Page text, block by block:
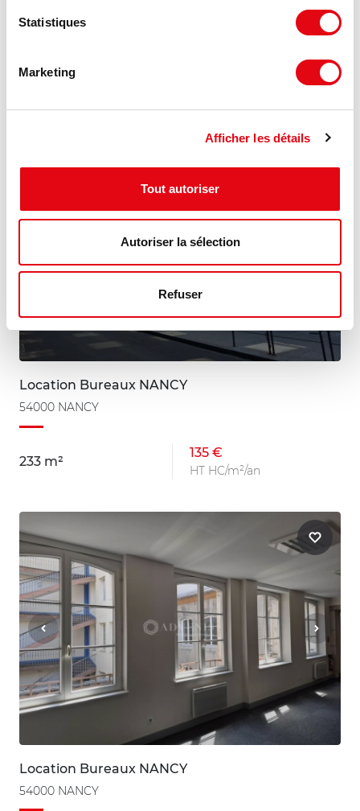
Statistiques
Marketing
Afficher les détails
Tout autoriser
Autoriser la sélection
Refuser
54000 NANCY
120 m²
Location Bureaux NANCY
54000 NANCY
233 m²
135 €
HT HC/m²/an
Location Bureaux NANCY
54000 NANCY